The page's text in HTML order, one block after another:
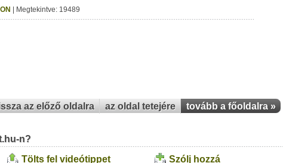
| Megtekintve: 19489
az előző oldalra az oldal tetejére tovább a főoldalra »
n?
Tölts fel videótippet Szólj hozzá